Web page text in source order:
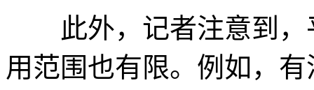
此外，记者注意到，
用范围也有限。例如，有